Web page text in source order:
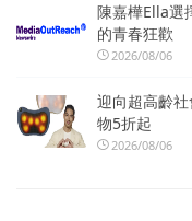
陳嘉樺Ella選
的青春狂歡
2026/08/06
迎向超高齡
物5折起
2026/08/06